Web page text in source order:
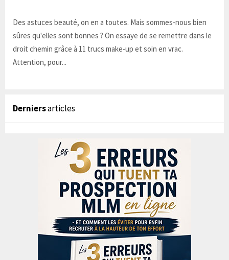
Des astuces beauté, on en a toutes. Mais sommes-nous bien
sûres qu'elles sont bonnes ? On essaye de se remettre dans le
droit chemin grâce à 11 trucs make-up et soin en vrac.
Attention, pour...
Derniersarticles